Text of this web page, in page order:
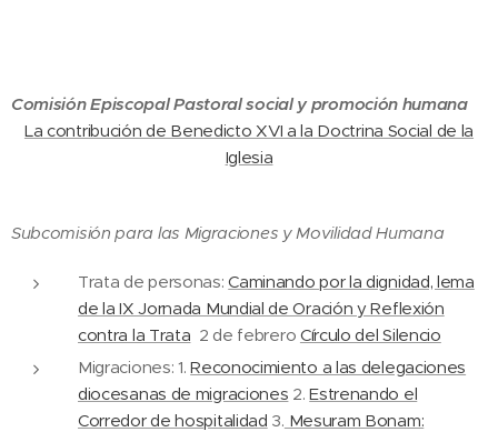
Comisión Episcopal Pastoral social y promoción humana
La contribución de Benedicto XVI a la Doctrina Social de la
Iglesia
Subcomisión para las Migraciones y Movilidad Humana
Trata de personas:Caminando por la dignidad, lema
de la IX Jornada Mundial de Oración y Reflexión
contra la Trata 2 de febrero Círculo del Silencio
Migraciones: 1.Reconocimiento a las delegaciones
diocesanas de migraciones 2.Estrenando el
Corredor de hospitalidad 3. Mesuram Bonam: